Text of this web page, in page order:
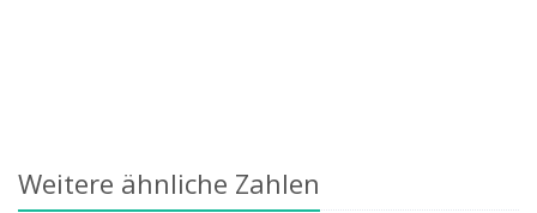
Weitere ähnliche Zahlen